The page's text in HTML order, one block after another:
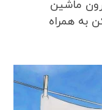
ماشین
به همراه